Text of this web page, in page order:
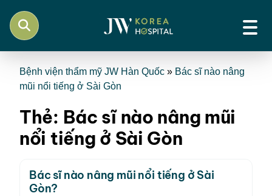
Bệnh viện thẩm mỹ JW Hàn Quốc » Bác sĩ nào nâng
mũi nổi tiếng ở Sài Gòn
Thẻ: Bác sĩ nào nâng mũi
nổi tiếng ở Sài Gòn
Bác sĩ nào nâng mũi nổi tiếng ở Sài
Gòn?